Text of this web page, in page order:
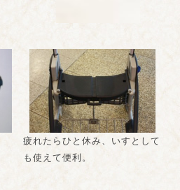
疲れたらひと休み、いすとして
も使えて便利。